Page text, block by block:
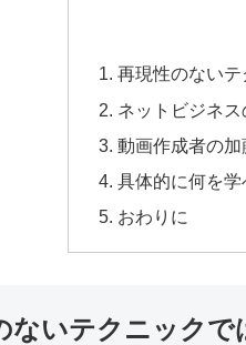
再現性のない
ネットビジネ
動画作成者の
具体的に何を学
おわりに
ないテクニックで